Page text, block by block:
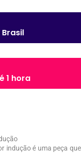
1 hora
indução é uma peça que